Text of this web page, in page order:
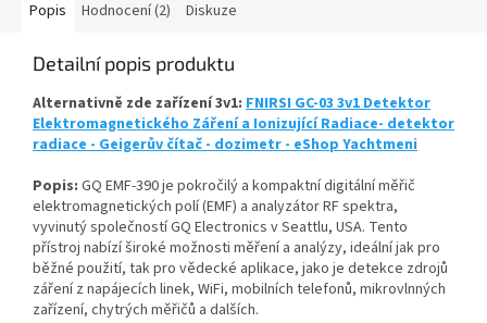
Popis Hodnocení (2) Diskuze
Detailní popis produktu
Alternativně zde zařízení 3v1: FNIRSI GC-03 3v1 Detektor
Elektromagnetického Záření a Ionizující Radiace- detektor
radiace - Geigerův čítač - dozimetr - eShop Yachtmeni
Popis: GQ EMF-390 je pokročilý a kompaktní digitální měřič
elektromagnetických polí (EMF) a analyzátor RF spektra,
vyvinutý společností GQ Electronics v Seattlu, USA. Tento
přístroj nabízí široké možnosti měření a analýzy, ideální jak pro
běžné použití, tak pro vědecké aplikace, jako je detekce zdrojů
záření z napájecích linek, WiFi, mobilních telefonů, mikrovlnných
zařízení, chytrých měřičů a dalších.